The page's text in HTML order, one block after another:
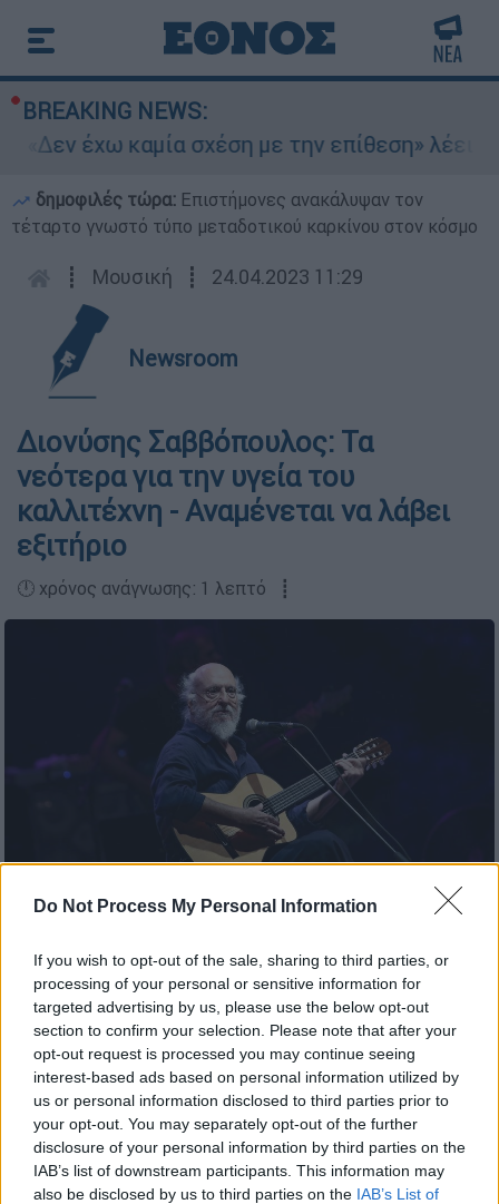
Do Not Process My Personal Information
If you wish to opt-out of the sale, sharing to third parties, or
processing of your personal or sensitive information for
targeted advertising by us, please use the below opt-out
section to confirm your selection. Please note that after your
opt-out request is processed you may continue seeing
interest-based ads based on personal information utilized by
us or personal information disclosed to third parties prior to
your opt-out. You may separately opt-out of the further
disclosure of your personal information by third parties on the
IAB’s list of downstream participants. This information may
also be disclosed by us to third parties on the IAB’s List of
BREAKING NEWS:
έχω καμία σχέση με την επίθεση» λέει η
δημοφιλές τώρα: Επιστήμονες ανακάλυψαν τον
τέταρτο γνωστό τύπο μεταδοτικού καρκίνου στον κόσμο
┋ Μουσική ┋ 24.04.2023 11:29
Newsroom
Διονύσης Σαββόπουλος: Τα
νεότερα για την υγεία του
καλλιτέχνη - Αναμένεται να λάβει
εξιτήριο
🕛 χρόνος ανάγνωσης: 1 λεπτό ┋
Προσθέστε το ΕΘΝΟΣ στη Google
Θετικά είναι τα νέα για την υγειά του
μεγάλου μουσικοσυνθέτηκαιτραγουδοποιού
Διονύση Σαββόπουλου, ο οποίος νόσησε με
κορονοϊό(για τρίτη φορά) όμως αυτή τη
στιγμήείναι εκτός κινδύνου.